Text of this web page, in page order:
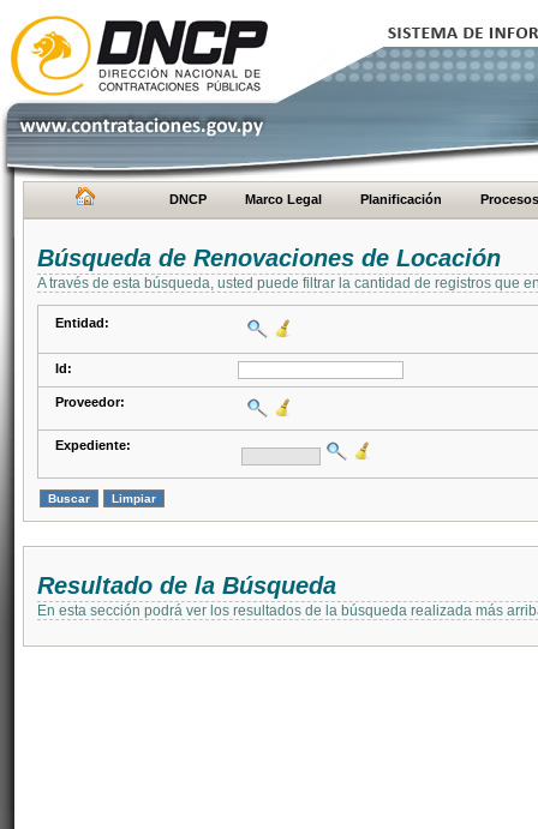
DNCP Marco Legal Planificación Procesos
Búsqueda de Renovaciones de Locación
A través de esta búsqueda, usted puede filtrar la cantidad de registros que
Entidad:
Id:
Proveedor:
Expediente:
Resultado de la Búsqueda
En esta sección podrá ver los resultados de la búsqueda realizada más